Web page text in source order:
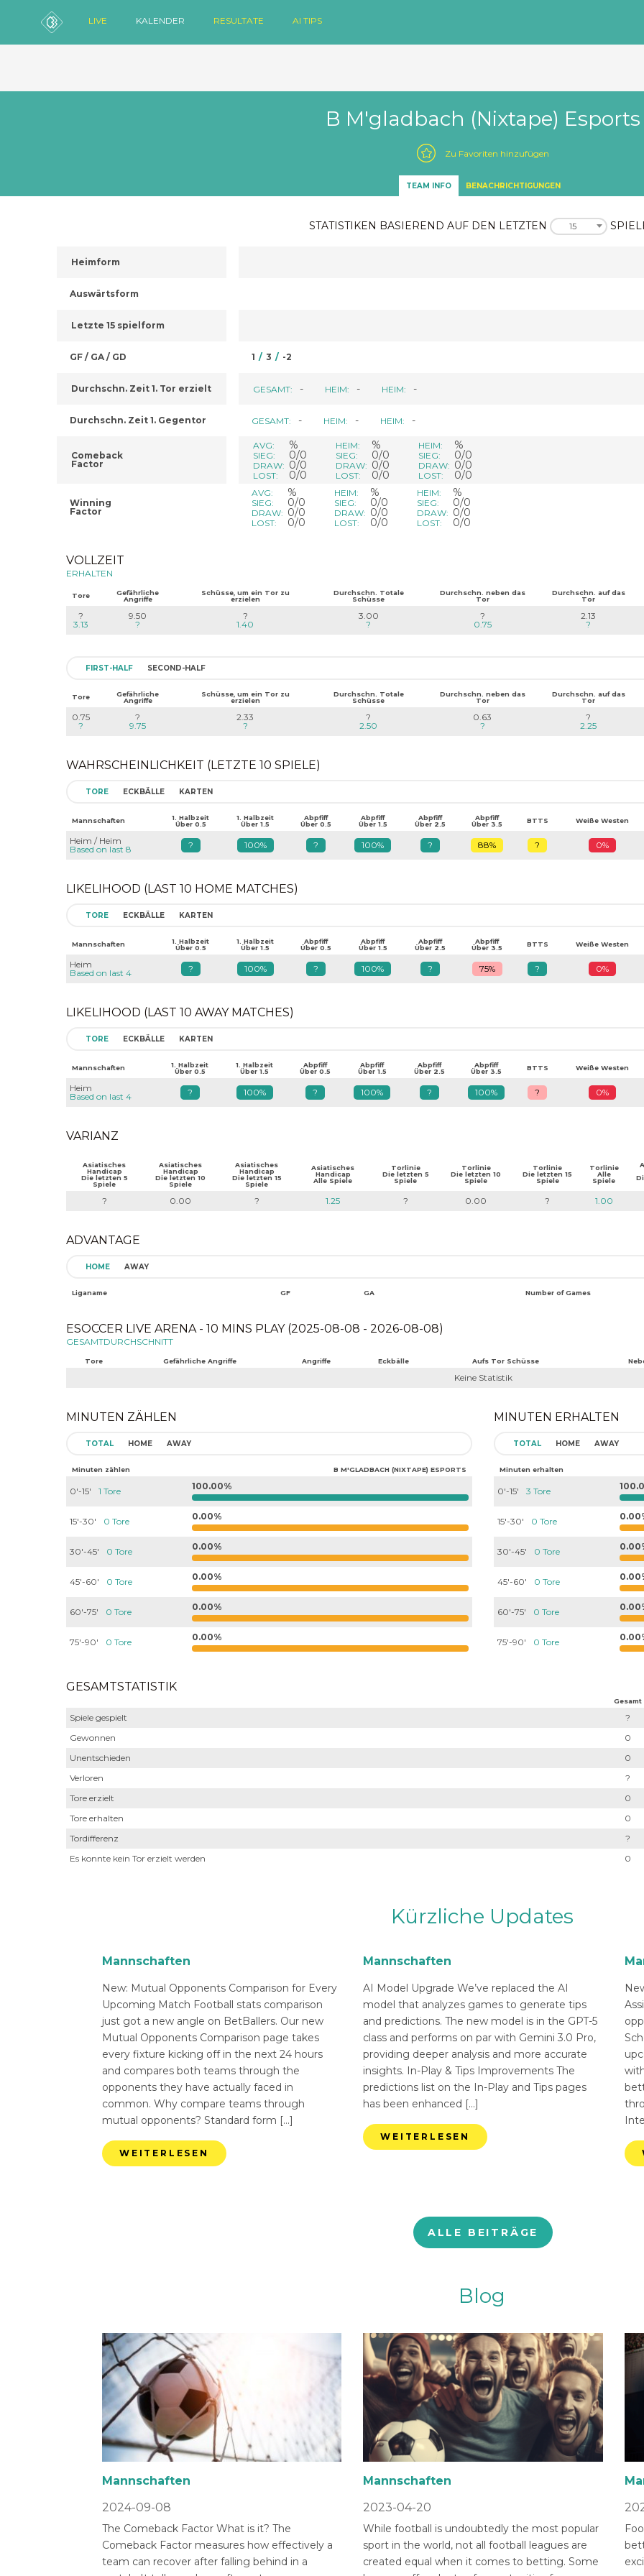
LIVE KALENDER RESULTATE AI TIPS
B M'gladbach (Nixtape) Esports
Zu Favoriten hinzufügen
TEAM INFO BENACHRICHTIGUNGEN
STATISTIKEN BASIEREND AUF DEN LETZTEN 15
Heimform
Auswärtsform
Letzte 15 spielform
GF / GA / GD
Durchschn. Zeit 1. Tor erzielt
Durchschn. Zeit 1. Gegentor
Comeback
Factor
Winning
Factor
1 / 3 / -2
GESAMT: - HEIM: - HEIM: -
GESAMT: - HEIM: - HEIM: -
AVG: %
SIEG: 0/0
DRAW: 0/0
LOST: 0/0
HEIM: %
SIEG: 0/0
DRAW: 0/0
LOST: 0/0
HEIM: %
SIEG: 0/0
DRAW: 0/0
LOST: 0/0
AVG: %
SIEG: 0/0
DRAW: 0/0
LOST: 0/0
HEIM: %
SIEG: 0/0
DRAW: 0/0
LOST: 0/0
HEIM: %
SIEG: 0/0
DRAW: 0/0
LOST: 0/0
VOLLZEIT
ERHALTEN
Tore
Gefährliche
Angriffe
Schüsse, um ein Tor zu
erzielen
Durchschn. Totale
Schüsse
Durchschn. neben das
Tor
Durchschn. auf das
Tor
?
3.13
9.50
?
?
1.40
3.00
?
?
0.75
2.13
?
FIRST-HALF SECOND-HALF
Tore
Gefährliche
Angriffe
Schüsse, um ein Tor zu
erzielen
Durchschn. Totale
Schüsse
Durchschn. neben das
Tor
Durchschn. auf das
Tor
0.75
?
?
9.75
2.33
?
?
2.50
0.63
?
?
2.25
WAHRSCHEINLICHKEIT (LETZTE 10 SPIELE)
TORE ECKBÄLLE KARTEN
Mannschaften
1. Halbzeit
Über 0.5
1. Halbzeit
Über 1.5
Abpfiff
Über 0.5
Abpfiff
Über 1.5
Abpfiff
Über 2.5
Abpfiff
Über 3.5
BTTS Weiße Westen
Heim / Heim
Based on last 8
? 100% ? 100% ? 88% ? 0%
LIKELIHOOD (LAST 10 HOME MATCHES)
TORE ECKBÄLLE KARTEN
Mannschaften
1. Halbzeit
Über 0.5
1. Halbzeit
Über 1.5
Abpfiff
Über 0.5
Abpfiff
Über 1.5
Abpfiff
Über 2.5
Abpfiff
Über 3.5
BTTS Weiße Westen
Heim
Based on last 4
? 100% ? 100% ? 75% ? 0%
LIKELIHOOD (LAST 10 AWAY MATCHES)
TORE ECKBÄLLE KARTEN
Mannschaften
1. Halbzeit
Über 0.5
1. Halbzeit
Über 1.5
Abpfiff
Über 0.5
Abpfiff
Über 1.5
Abpfiff
Über 2.5
Abpfiff
Über 3.5
BTTS Weiße Westen
Heim
Based on last 4
? 100% ? 100% ? 100% ? 0%
VARIANZ
Asiatisches
Handicap
Die letzten 5
Spiele
Asiatisches
Handicap
Die letzten 10
Spiele
Asiatisches
Handicap
Die letzten 15
Spiele
Asiatisches
Handicap
Alle Spiele
Torlinie
Die letzten 5
Spiele
Torlinie
Die letzten 10
Spiele
Torlinie
Die letzten 15
Spiele
Torlinie
Alle
Spiele
? 0.00 ? 1.25 ? 0.00 ? 1.00
ADVANTAGE
HOME AWAY
Liganame GF GA Number of Games
ESOCCER LIVE ARENA - 10 MINS PLAY (2025-08-08 - 2026-08-08)
GESAMTDURCHSCHNITT
Tore Gefährliche Angriffe Angriffe Eckbälle Aufs Tor Schüsse
Keine Statistik
MINUTEN ZÄHLEN
TOTAL HOME AWAY
Minuten zählen B M'GLADBACH (NIXTAPE) ESPORTS
0'-15' 1 Tore 100.00%
15'-30' 0 Tore 0.00%
30'-45' 0 Tore 0.00%
45'-60' 0 Tore 0.00%
60'-75' 0 Tore 0.00%
75'-90' 0 Tore 0.00%
MINUTEN ERHALTEN
TOTAL HOME AWAY
Minuten erhalten
0'-15' 3 Tore
15'-30' 0 Tore
30'-45' 0 Tore
45'-60' 0 Tore
60'-75' 0 Tore
75'-90' 0 Tore
GESAMTSTATISTIK
Gesamt
Spiele gespielt ?
Gewonnen
0
Unentschieden
0
Verloren
?
Tore erzielt
0
Tore erhalten
0
Tordifferenz
?
Es konnte kein Tor erzielt werden
0
Kürzliche Updates
Mannschaften
New: Mutual Opponents Comparison for Every
Upcoming Match Football stats comparison
just got a new angle on BetBallers. Our new
Mutual Opponents Comparison page takes
every fixture kicking off in the next 24 hours
and compares both teams through the
opponents they have actually faced in
common. Why compare teams through
mutual opponents? Standard form […]
WEITERLESEN
Mannschaften
AI Model Upgrade We’ve replaced the AI
model that analyzes games to generate tips
and predictions. The new model is in the GPT-5
class and performs on par with Gemini 3.0 Pro,
providing deeper analysis and more accurate
insights. In-Play & Tips Improvements The
predictions list on the In-Play and Tips pages
has been enhanced […]
WEITERLESEN
ALLE BEITRÄGE
Blog
Mannschaften
2024-09-08
The Comeback Factor What is it? The
Comeback Factor measures how effectively a
team can recover after falling behind in a
Mannschaften
2023-04-20
While football is undoubtedly the most popular
sport in the world, not all football leagues are
created equal when it comes to betting. Some